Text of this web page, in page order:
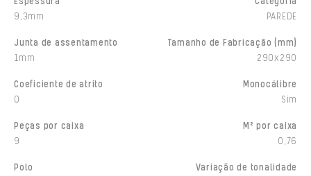
9,3mm
PAREDE
Junta de assentamento
1mm
Tamanho de Fabricação (mm)
290x290
Coeficiente de atrito
0
Monocálibre
Sim
Peças por caixa
9
M² por caixa
0,76
Polo
Variação de tonalidade